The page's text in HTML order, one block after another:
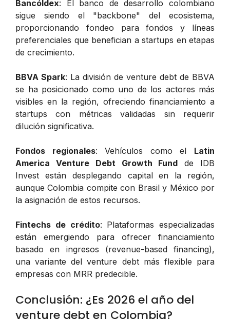
Bancóldex: El banco de desarrollo colombiano
sigue siendo el "backbone" del ecosistema,
proporcionando fondeo para fondos y líneas
preferenciales que benefician a startups en etapas
de crecimiento.
BBVA Spark: La división de venture debt de BBVA
se ha posicionado como uno de los actores más
visibles en la región, ofreciendo financiamiento a
startups con métricas validadas sin requerir
dilución significativa.
Fondos regionales: Vehículos como el Latin
America Venture Debt Growth Fund de IDB
Invest están desplegando capital en la región,
aunque Colombia compite con Brasil y México por
la asignación de estos recursos.
Fintechs de crédito: Plataformas especializadas
están emergiendo para ofrecer financiamiento
basado en ingresos (revenue-based financing),
una variante del venture debt más flexible para
empresas con MRR predecible.
Conclusión: ¿Es 2026 el año del
venture debt en Colombia?